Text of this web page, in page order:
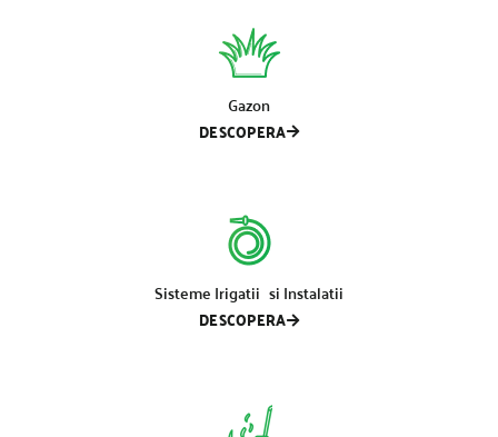
Gazon
DESCOPERA
Sisteme Irigatii si Instalatii
DESCOPERA